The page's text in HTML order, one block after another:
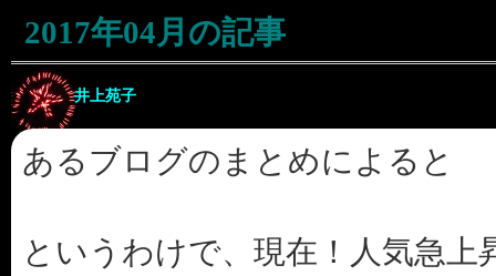
2017年04月の記事
井上苑子
あるブログのまとめによると
というわけで、現在！人気急